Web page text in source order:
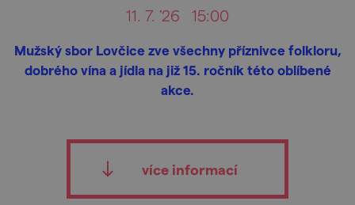
11. 7. '26 15:00
Mužský sbor Lovčice zve všechny příznivce folkloru,
dobrého vína a jídla na již 15. ročník této oblíbené
akce.
více informací